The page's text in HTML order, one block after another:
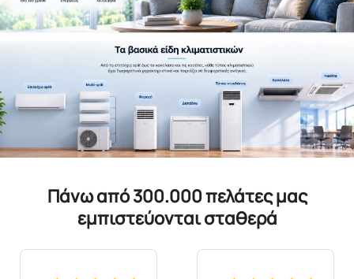
Πάνω από 300.000 πελάτες μας
εμπιστεύονται σταθερά